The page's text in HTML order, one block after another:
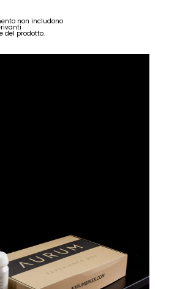
non includono
del prodotto.